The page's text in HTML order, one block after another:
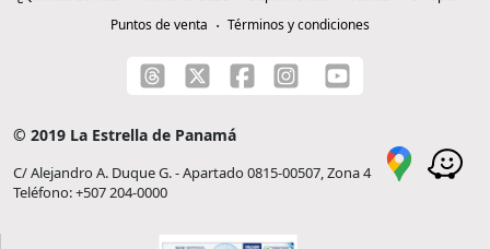
Puntos de venta
Términos y condiciones
© 2019 La Estrella de Panamá
C/ Alejandro A. Duque G. - Apartado 0815-00507, Zona 4
Teléfono: +507 204-0000